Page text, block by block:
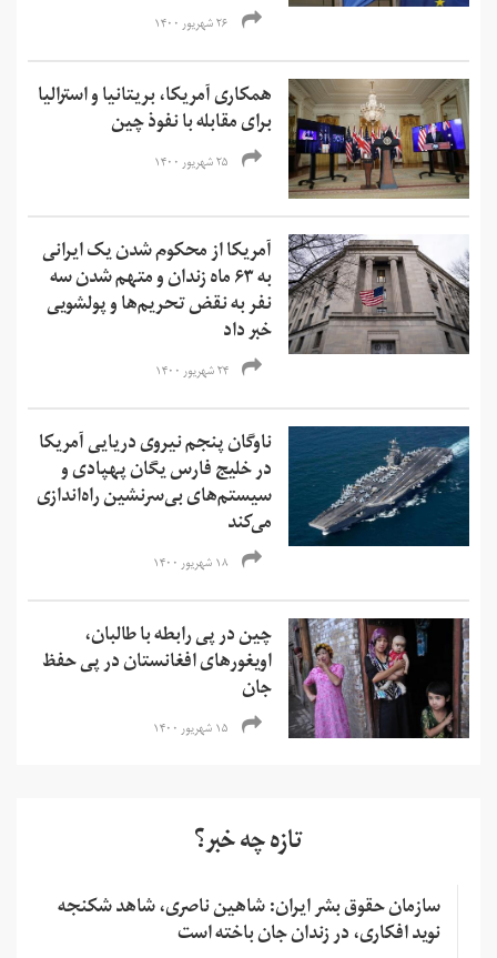
۲۶ شهریور ۱۴۰۰
همکاری آمریکا، بریتانیا و استرالیا
برای مقابله با نفوذ چین
۲۵ شهریور ۱۴۰۰
آمریکا از محکوم شدن یک ایرانی
به ۶۳ ماه زندان و متهم شدن سه
نفر به نقض تحریم‌ها و‌ پولشویی
خبر داد
۲۴ شهریور ۱۴۰۰
ناوگان پنجم نیروی دریایی آمریکا
در خلیج فارس یگان پهپادی و
سیستم‌های بی‌سرنشین راه‌اندازی
می‌کند
۱۸ شهریور ۱۴۰۰
چین در پی رابطه با طالبان،
اویغورهای افغانستان در پی حفظ
جان
۱۵ شهریور ۱۴۰۰
تازه چه خبر؟
سازمان حقوق بشر ایران: شاهین ناصری، شاهد شکنجه
نوید افکاری، در زندان جان باخته است